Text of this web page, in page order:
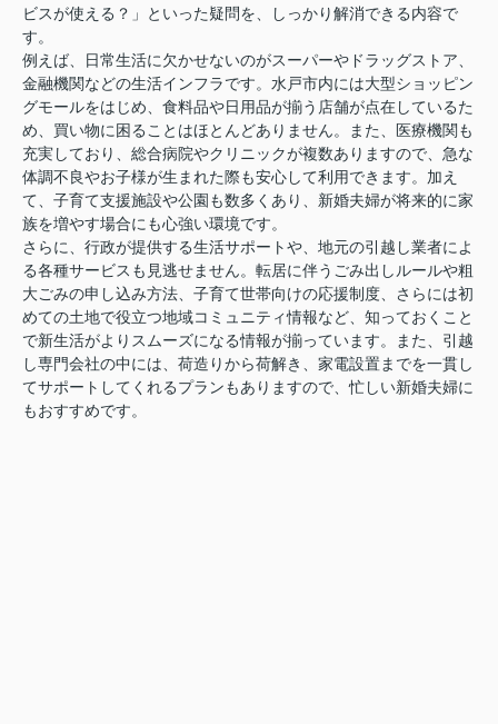
ビスが使える？」といった疑問を、しっかり解消できる内容で
す。
例えば、日常生活に欠かせないのがスーパーやドラッグストア、
金融機関などの生活インフラです。水戸市内には大型ショッピン
グモールをはじめ、食料品や日用品が揃う店舗が点在しているた
め、買い物に困ることはほとんどありません。また、医療機関も
充実しており、総合病院やクリニックが複数ありますので、急な
体調不良やお子様が生まれた際も安心して利用できます。加え
て、子育て支援施設や公園も数多くあり、新婚夫婦が将来的に家
族を増やす場合にも心強い環境です。
さらに、行政が提供する生活サポートや、地元の引越し業者によ
る各種サービスも見逃せません。転居に伴うごみ出しルールや粗
大ごみの申し込み方法、子育て世帯向けの応援制度、さらには初
めての土地で役立つ地域コミュニティ情報など、知っておくこと
で新生活がよりスムーズになる情報が揃っています。また、引越
し専門会社の中には、荷造りから荷解き、家電設置までを一貫し
てサポートしてくれるプランもありますので、忙しい新婚夫婦に
もおすすめです。